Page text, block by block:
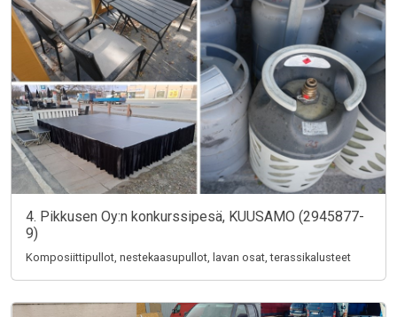
4. Pikkusen Oy:n konkurssipesä, KUUSAMO (2945877-
9)
Komposiittipullot, nestekaasupullot, lavan osat, terassikalusteet